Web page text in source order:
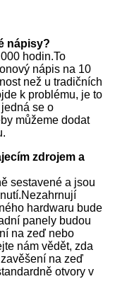
nápisy?
hodin.To
nápis na 10
než u tradičních
k problému, je to
se o
můžeme dodat
zdrojem a
sestavené a jsou
hardwaru bude
panely budou
na zeď nebo
nám vědět, zda
na zeď
otvory v